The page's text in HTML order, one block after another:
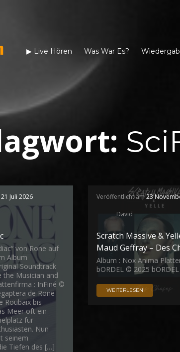
▶︎ Live Hören Was War Es?
21 Juli 2026
von Rone auf
Album
Soundtrack
Musician and
: InFiné ©
de Rone
Roubaix bis
Meer oft ein
für
Nun
seinem
Tiefen des […]
Veröffentlicht am23
David
Scratch Massive &
Maud Geffray – Des
Album : Nox Anima
bORDEL © 2025 bORDEL
WEITERLESEN